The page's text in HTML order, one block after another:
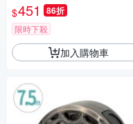
鎖捲尺 木工 卷尺 鏤空捲尺 米
尺 工程量尺
$451 86折
限時下殺
加入購物車